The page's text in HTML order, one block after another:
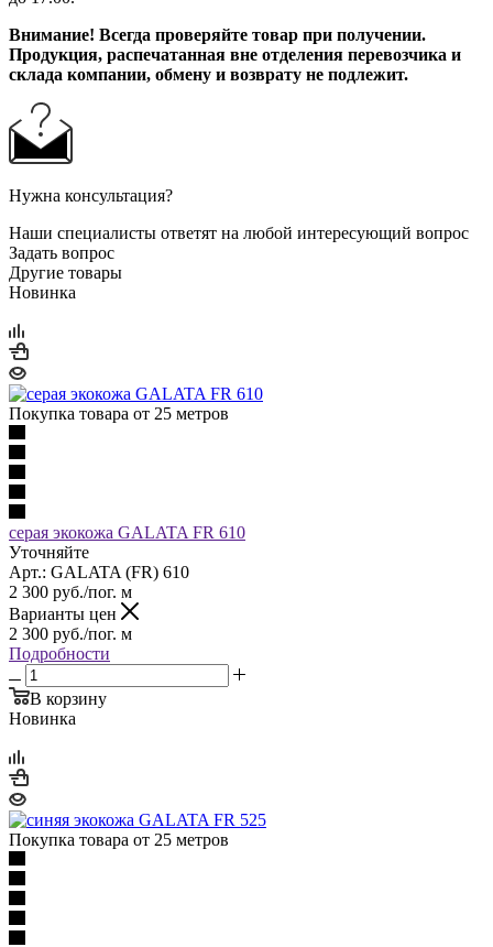
Внимание! Всегда проверяйте товар при получении.
Продукция, распечатанная вне отделения перевозчика и
склада компании, обмену и возврату не подлежит.
Нужна консультация?
Наши специалисты ответят на любой интересующий вопрос
Задать вопрос
Другие товары
Новинка
Покупка товара от 25 метров
серая экокожа GALATA FR 610
Уточняйте
Арт.: GALATA (FR) 610
2 300 руб./пог. м
Варианты цен
2 300 руб./пог. м
Подробности
В корзину
Новинка
Покупка товара от 25 метров